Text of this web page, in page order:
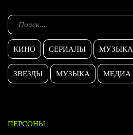
КИНО СЕРИАЛЫ МУЗЫКА
ЗВЕЗДЫ МУЗЫКА МЕДИА
ПЕРСОНЫ